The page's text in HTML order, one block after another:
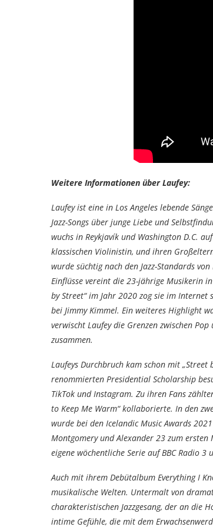
Weitere Informationen über Laufey:
Laufey ist eine in Los Angeles lebende
Jazz-Songs über junge Liebe und
wuchs in Reykjavík und Washington D.C.
klassischen Violinistin, und ihren
wurde süchtig nach den Jazz-Standards
Einflüsse vereint die 23-jährige Musikerin
by Street“ im Jahr 2020 zog sie im
bei Jimmy Kimmel. Ein weiteres Highlight
verwischt Laufey die Grenzen zwischen
zusammen.
Laufeys Durchbruch kam schon mit „Street
renommierten Presidential Scholarship
TikTok und Instagram. Zu ihren Fans
to Keep Me Warm“ kollaborierte. In den
wurde bei den Icelandic Music Awards
Montgomery und Alexander 23 zum ersten
eigene wöchentliche Serie auf BBC Radio 3
Auch mit ihrem Debütalbum Everything I
musikalische Welten. Untermalt von
charakteristischen Jazzgesang, der an die
intime Gefühle, die mit dem